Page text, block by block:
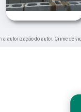
autorização do autor. Crime de